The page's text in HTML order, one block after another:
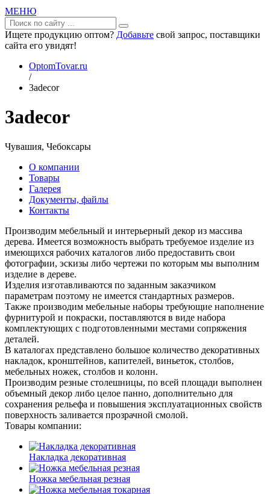
МЕНЮ
Ищете продукцию оптом? Добавьте свой запрос, поставщики
сайта его увидят!
OptomTovar.ru
/
3adecor
3adecor
Чувашия, Чебоксары
О компании
Товары
Галерея
Документы, файлы
Контакты
Производим мебельный и интерьерный декор из массива
дерева. Имеется возможность выбрать требуемое изделие из
имеющихся рабочих каталогов либо предоставить свои
фотографии, эскизы либо чертежи по которым мы выполним
изделие в дереве.
Изделия изготавливаются по заданным заказчиком
параметрам поэтому не имеется стандартных размеров.
Также производим мебельные наборы требующие наполнение
фурнитурой и покраски, поставляются в виде набора
комплектующих с подготовленными местами сопряжения
деталей.
В каталогах представлено большое количество декоративных
накладок, кронштейнов, капителей, виньеток, столбов,
мебельных ножек, столбов и колонн.
Производим резные столешницы, по всей площади выполнен
объемный декор либо целое панно, дополнительно для
сохранения рельефа и повышения эксплуатационных свойств
поверхность заливается прозрачной смолой.
Товары компании:
Накладка декоративная
Ножка мебельная резная